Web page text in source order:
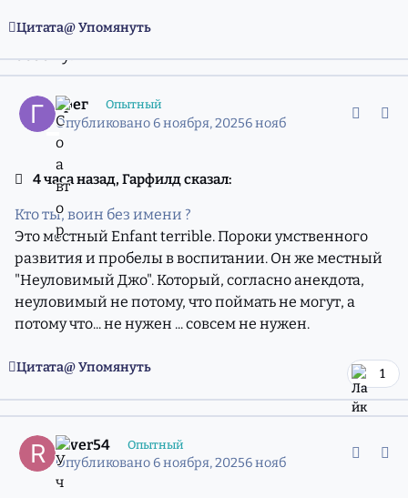
Раздел 1. Подготовка к отопительному
сезону.
Подготовка к отопительному сезону включает
ремонты подающего и обратного трубопроводов на
внешних сетях, испытания этих трубопроводов. В
домах – промывку, ремонт, опрессовку, установку
дроссельных устройств (конусов). Все мероприятия
проводятся в соответствии с утвержденным
графиком. Во время подготовки производятся
неоднократные переключения в сетях, что требует
одновременного переключения в каждом из домов
для бесперебойной подачи горячей воды.
Особенность летнего горячего водоразбора –
правило ночью, из-за небольшого разбора.
Цитата Упомянуть
Грег Опытный
Опубликовано 6 ноября, 20256 нояб
4 часа назад, Гарфилд сказал:
Кто ты, воин без имени ?
Это местный Enfant terrible. Пороки умственного
развития и пробелы в воспитании. Он же местный
"Неуловимый Джо". Который, согласно анекдота,
неуловимый не потому, что поймать не могут, а
потому что... не нужен ... совсем не нужен.
Цитата Упомянуть 1
River54 Опытный
Опубликовано 6 ноября, 20256 нояб